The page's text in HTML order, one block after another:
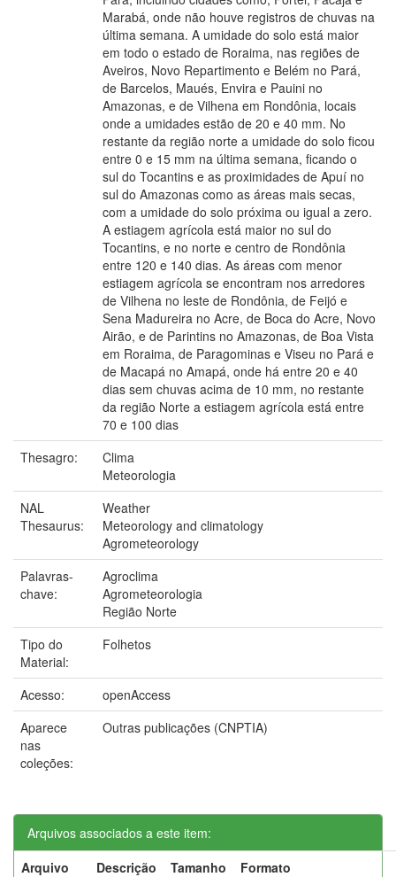
Marabá, onde não houve registros de chuvas na
última semana. A umidade do solo está maior
em todo o estado de Roraima, nas regiões de
Aveiros, Novo Repartimento e Belém no Pará,
de Barcelos, Maués, Envira e Pauini no
Amazonas, e de Vilhena em Rondônia, locais
onde a umidades estão de 20 e 40 mm. No
restante da região norte a umidade do solo ficou
entre 0 e 15 mm na última semana, ficando o
sul do Tocantins e as proximidades de Apuí no
sul do Amazonas como as áreas mais secas,
com a umidade do solo próxima ou igual a zero.
A estiagem agrícola está maior no sul do
Tocantins, e no norte e centro de Rondônia
entre 120 e 140 dias. As áreas com menor
estiagem agrícola se encontram nos arredores
de Vilhena no leste de Rondônia, de Feijó e
Sena Madureira no Acre, de Boca do Acre, Novo
Airão, e de Parintins no Amazonas, de Boa Vista
em Roraima, de Paragominas e Viseu no Pará e
de Macapá no Amapá, onde há entre 20 e 40
dias sem chuvas acima de 10 mm, no restante
da região Norte a estiagem agrícola está entre
70 e 100 dias
Thesagro:
Clima
Meteorologia
NAL
Thesaurus:
Weather
Meteorology and climatology
Agrometeorology
Palavras-
chave:
Agroclima
Agrometeorologia
Região Norte
Tipo do
Material:
Folhetos
Acesso:
openAccess
Aparece
nas
coleções:
Outras publicações (CNPTIA)
Arquivos associados a este item:
Arquivo
Descrição Tamanho
Formato